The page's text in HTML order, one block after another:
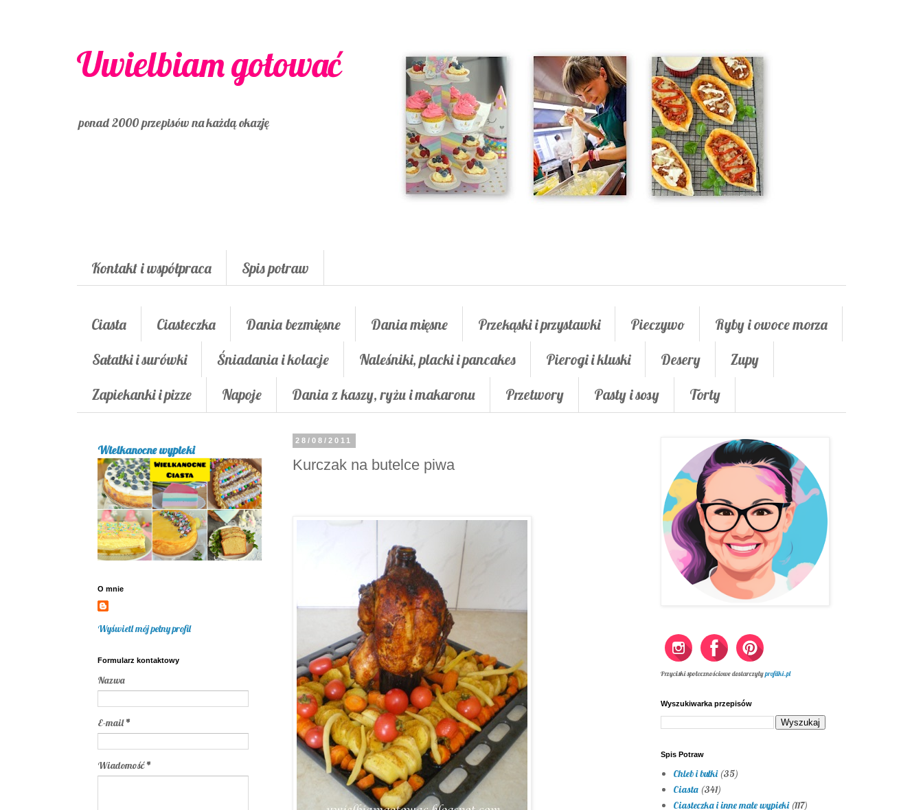
Uwielbiam gotować
ponad 2000 przepisów na każdą okazję
Kontakt i współpraca Spis potraw
Ciasta Ciasteczka Dania bezmięsne Dania mięsne Przekąski i przystawki Pieczywo
Ryby i owoce morza
Sałatki i surówki
Śniadania i kolacje Naleśniki, placki i pancakes Pierogi i kluski Desery
Zupy
Zapiekanki i pizze
Napoje Dania z kaszy, ryżu i makaronu Przetwory Pasty i sosy Torty
28/08/2011
Kurczak na butelce piwa
Wielkanocne wypieki
O mnie
Wyświetl mój pełny profil
Formularz kontaktowy
Nazwa
E-mail*
Wiadomość*
Przyciski społecznościowe dostarczyłyprofilki.pl
Wyszukiwarka przepisów
Spis Potraw
Chleb i bułki (35)
Ciasta (341)
Ciasteczka i inne małe wypieki (117)